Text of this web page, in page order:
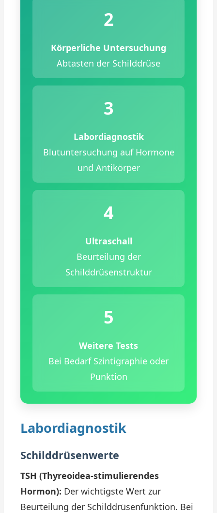
2
Körperliche Untersuchung
Abtasten der Schilddrüse
3
Labordiagnostik
Blutuntersuchung auf Hormone
und Antikörper
4
Ultraschall
Beurteilung der
Schilddrüsenstruktur
5
Weitere Tests
Bei Bedarf Szintigraphie oder
Punktion
Labordiagnostik
Schilddrüsenwerte
TSH (Thyreoidea-stimulierendes
Hormon): Der wichtigste Wert zur
Beurteilung der Schilddrüsenfunktion. Bei